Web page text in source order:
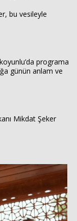
bu vesileyle
programa
günün anlam ve
Mikdat Şeker